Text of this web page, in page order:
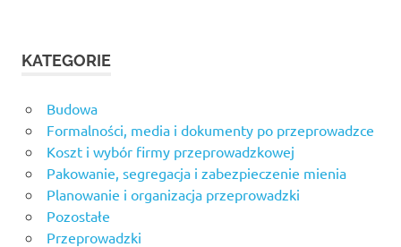
KATEGORIE
Budowa
Formalności, media i dokumenty po przeprowadzce
Koszt i wybór firmy przeprowadzkowej
Pakowanie, segregacja i zabezpieczenie mienia
Planowanie i organizacja przeprowadzki
Pozostałe
Przeprowadzki